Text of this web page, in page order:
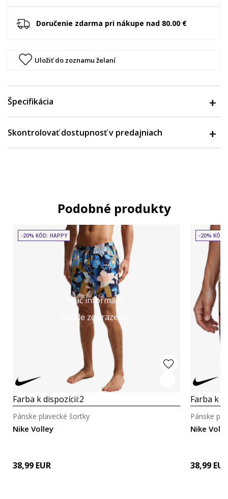
Doručenie zdarma pri nákupe nad 80.00 €
Uložiť do zoznamu želaní
Špecifikácia
Skontrolovať dostupnosť v predajniach
Podobné produkty
Viac informácií
Rýchle zobrazenie
-20% KÓD: HAPPY
Farba k dispozícii:2
Nike Volley
Pánske plavecké šortky
38,99 EUR
-20% KÓD:
Farba k
Nike
Pánske
38,99 EUR